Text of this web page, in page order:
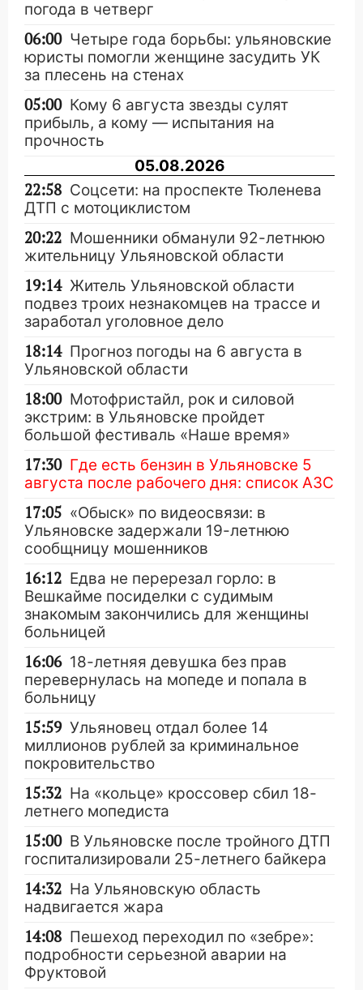
погода в четверг
06:00 Четыре года борьбы: ульяновские
юристы помогли женщине засудить УК
за плесень на стенах
05:00 Кому 6 августа звезды сулят
прибыль, а кому — испытания на
прочность
05.08.2026
22:58 Соцсети: на проспекте Тюленева
ДТП с мотоциклистом
20:22 Мошенники обманули 92-летнюю
жительницу Ульяновской области
19:14 Житель Ульяновской области
подвез троих незнакомцев на трассе и
заработал уголовное дело
18:14 Прогноз погоды на 6 августа в
Ульяновской области
18:00 Мотофристайл, рок и силовой
экстрим: в Ульяновске пройдет
большой фестиваль «Наше время»
17:30 Где есть бензин в Ульяновске 5
августа после рабочего дня: список АЗС
17:05 «Обыск» по видеосвязи: в
Ульяновске задержали 19-летнюю
сообщницу мошенников
16:12 Едва не перерезал горло: в
Вешкайме посиделки с судимым
знакомым закончились для женщины
больницей
16:06 18-летняя девушка без прав
перевернулась на мопеде и попала в
больницу
15:59 Ульяновец отдал более 14
миллионов рублей за криминальное
покровительство
15:32 На «кольце» кроссовер сбил 18-
летнего мопедиста
15:00 В Ульяновске после тройного ДТП
госпитализировали 25-летнего байкера
14:32 На Ульяновскую область
надвигается жара
14:08 Пешеход переходил по «зебре»:
подробности серьезной аварии на
Фруктовой